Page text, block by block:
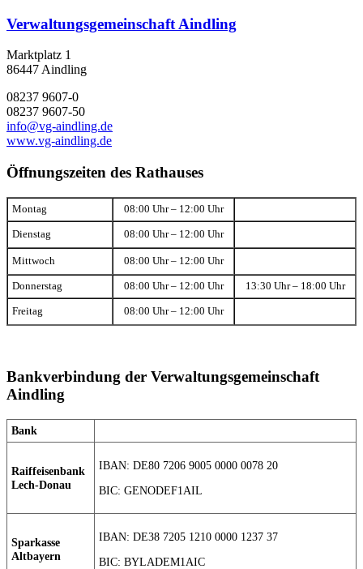
Verwaltungsgemeinschaft Aindling
Marktplatz 1
86447 Aindling
08237 9607-0
08237 9607-50
info@vg-aindling.de
www.vg-aindling.de
Öffnungszeiten des Rathauses
Montag 08:00 Uhr – 12:00 Uhr
Dienstag 08:00 Uhr – 12:00 Uhr
Mittwoch 08:00 Uhr – 12:00 Uhr
Donnerstag 08:00 Uhr – 12:00 Uhr 13:30 Uhr – 18:00 Uhr
Freitag 08:00 Uhr – 12:00 Uhr
Bankverbindung der Verwaltungsgemeinschaft
Aindling
Bank
Raiffeisenbank
Lech-Donau
IBAN: DE80 7206 9005 0000 0078 20
BIC: GENODEF1AIL
Sparkasse
Altbayern
IBAN: DE38 7205 1210 0000 1237 37
BIC: BYLADEM1AIC